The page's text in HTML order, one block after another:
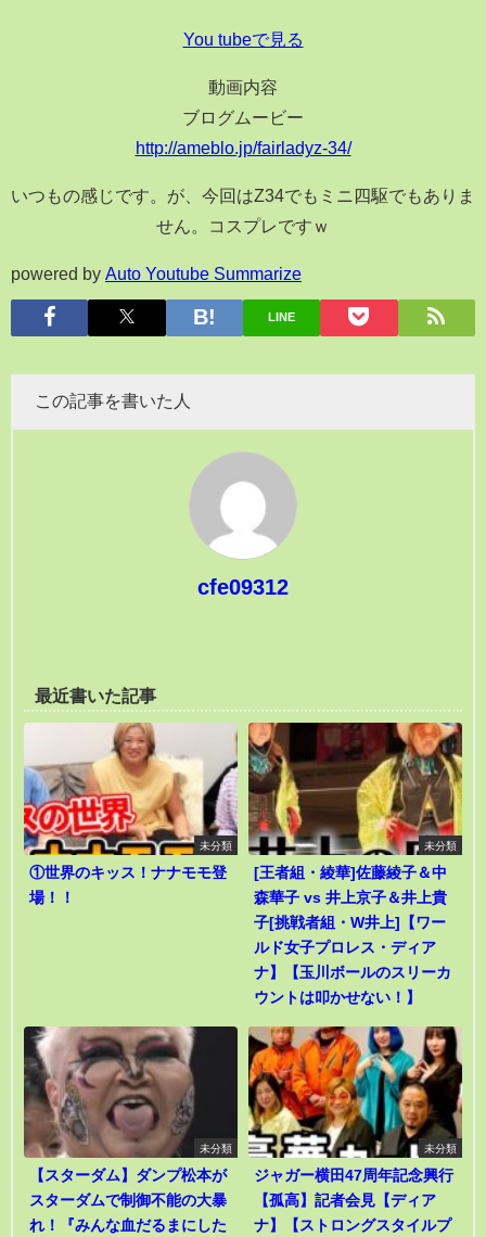
You tubeで見る
動画内容
ブログムービー
http://ameblo.jp/fairladyz-34/
いつもの感じです。が、今回はZ34でもミニ四駆でもありま
せん。コスプレですｗ
powered by Auto Youtube Summarize
LINE
この記事を書いた人
cfe09312
最近書いた記事
未分類
①世界のキッス！ナナモモ登
場！！
未分類
[王者組・綾華]佐藤綾子＆中
森華子 vs 井上京子＆井上貴
子[挑戦者組・W井上]【ワー
ルド女子プロレス・ディア
ナ】【玉川ボールのスリーカ
ウントは叩かせない！】
未分類
【スターダム】ダンプ松本が
スターダムで制御不能の大暴
れ！『みんな血だるまにした
未分類
ジャガー横田47周年記念興行
【孤高】記者会見【ディア
ナ】【ストロングスタイルプ